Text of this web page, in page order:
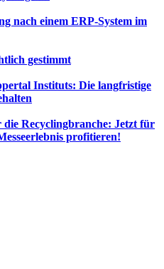
nach einem ERP-System im
gestimmt
Instituts: Die langfristige
Recyclingbranche: Jetzt für
profitieren!